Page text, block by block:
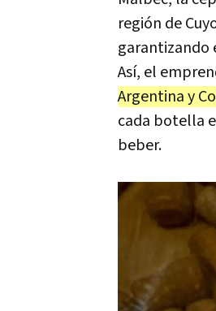
región de
garantizando
Así, el
Argentina y
cada botella
beber.